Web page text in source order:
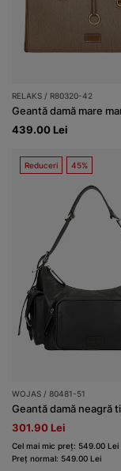
RELAKS / R80320-42
439.00 Lei
Reduceri 45%
WOJAS / 80481-51
301.90 Lei
Cel mai mic preț: 549.00 Lei
Preț normal: 549.00 Lei